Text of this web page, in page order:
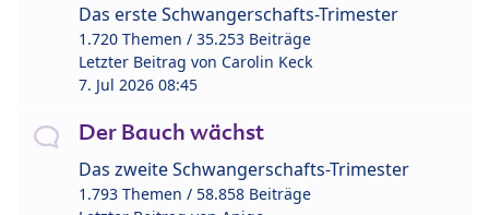
Das erste Schwangerschafts-Trimester
1.720 Themen / 35.253 Beiträge
Letzter Beitrag von Carolin Keck
7. Jul 2026 08:45
Der Bauch wächst
Das zweite Schwangerschafts-Trimester
1.793 Themen / 58.858 Beiträge